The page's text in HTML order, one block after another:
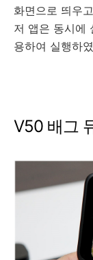
화면으로 띄우
저 앱은 동시에
용하여 실행하
V50 배그